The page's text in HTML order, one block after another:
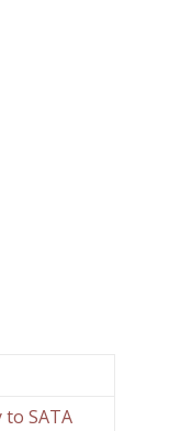
to SATA